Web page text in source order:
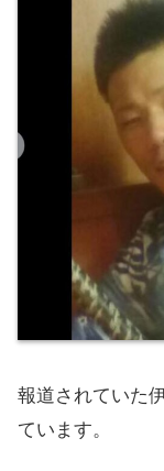
報道されていた
ています。